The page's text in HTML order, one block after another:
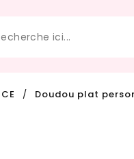
Doudou plat